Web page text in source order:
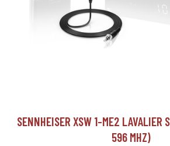
SENNHEISER XSW 1-ME2
596 MHZ)